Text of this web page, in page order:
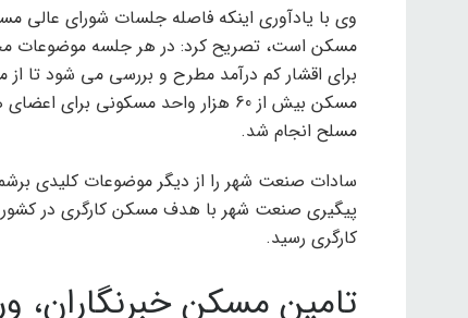
وی با یادآوری اینکه فاصله جلسات شورای
مسکن است، تصریح کرد: در هر جلسه موضوعات
برای اقشار کم درآمد مطرح و بررسی می شود تا
مسکن بیش از 60 هزار واحد مسکونی
مسلح انجام شد.
سادات صنعت شهر را از دیگر موضوعات کلیدی
کارگری رسید.
تامین مسکن خبرنگاران،